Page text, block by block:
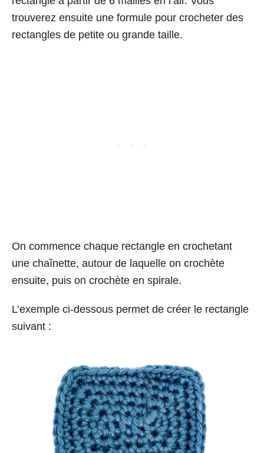
trouverez ensuite une formule pour crocheter des
rectangles de petite ou grande taille.
On commence chaque rectangle en crochetant
une chaînette, autour de laquelle on crochète
ensuite, puis on crochète en spirale.
L’exemple ci-dessous permet de créer le rectangle
suivant :